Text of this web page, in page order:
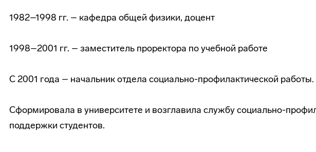
1982–1998 гг. – кафедра общей физики, доцент
1998–2001 гг. – заместитель проректора по учебной работе
С 2001 года – начальник отдела социально-профилактической работы.
Сформировала в университете и возглавила службусоциально-
поддержки студентов.